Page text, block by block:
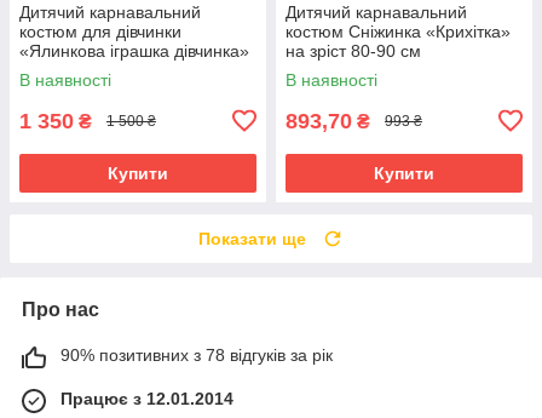
Дитячий карнавальний
костюм для дівчинки
«Ялинкова іграшка дівчинка»
115-125 см, зелений
В наявності
1 350 ₴ 1 500 ₴
Купити
Дитячий карнавальний
костюм Сніжинка «Крихітка»
на зріст 80-90 см
В наявності
893,70 ₴ 993 ₴
Купити
Показати ще
Про нас
90% позитивних з 78 відгуків за рік
Працює з 12.01.2014